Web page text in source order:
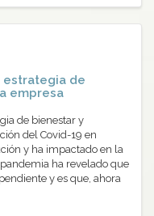
estrategia de
empresa
de bienestar y
del Covid-19 en
y ha impactado en la
ha revelado que
y es que, ahora